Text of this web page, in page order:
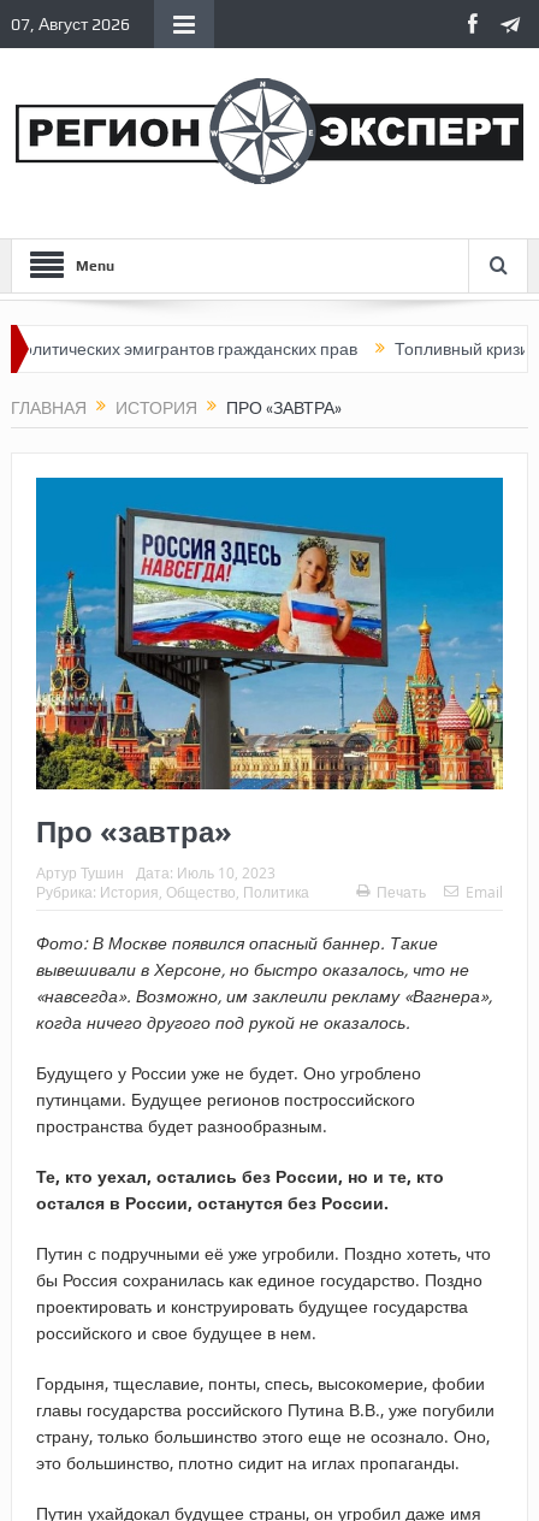
07, Август 2026
Menu
эмигрантов гражданских прав Топливный кризис в
ГЛАВНАЯ ИСТОРИЯ ПРО «ЗАВТРА»
Про «завтра»
Артур Тушин Дата: Июль 10, 2023
Рубрика: История Общество Политика Печать Email
Фото: В Москве появился опасный баннер. Такие
вывешивали в Херсоне, но быстро оказалось, что не
«навсегда». Возможно, им заклеили рекламу «Вагнера»,
когда ничего другого под рукой не оказалось.
Будущего у России уже не будет. Оно угроблено
путинцами. Будущее регионов построссийского
пространства будет разнообразным.
Те, кто уехал, остались без России, но и те, кто
остался в России, останутся без России.
Путин с подручными её уже угробили. Поздно хотеть, что
бы Россия сохранилась как единое государство. Поздно
проектировать и конструировать будущее государства
российского и свое будущее в нем.
Гордыня, тщеславие, понты, спесь, высокомерие, фобии
главы государства российского Путина В.В., уже погубили
страну, только большинство этого еще не осознало. Оно,
это большинство, плотно сидит на иглах пропаганды.
Путин ухайдокал будущее страны, он угробил даже имя